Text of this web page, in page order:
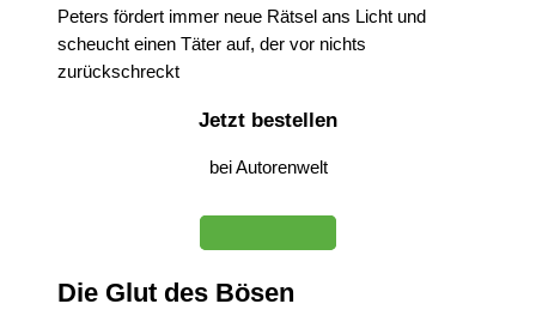
Peters fördert immer neue Rätsel ans Licht und
scheucht einen Täter auf, der vor nichts
zurückschreckt
Jetzt bestellen
bei Autorenwelt
Die Glut des Bösen